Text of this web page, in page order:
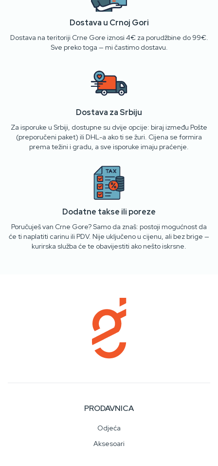
Dostava u Crnoj Gori
Dostava na teritoriji Crne Gore iznosi 4€ za porudžbine do 99€.
Sve preko toga — mi častimo dostavu.
Dostava za Srbiju
Za isporuke u Srbiji, dostupne su dvije opcije: biraj između Pošte
(preporučeni paket) ili DHL-a ako ti se žuri. Cijena se formira
prema težini i gradu, a sve isporuke imaju praćenje.
Dodatne takse ili poreze
Poručuješ van Crne Gore? Samo da znaš: postoji mogućnost da
će ti naplatiti carinu ili PDV. Nije uključeno u cijenu, ali bez brige —
kurirska služba će te obavijestiti ako nešto iskrsne.
PRODAVNICA
Odjeća
Aksesoari